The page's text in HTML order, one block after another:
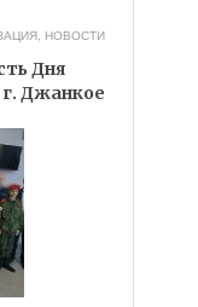
, НОВОСТИ
Дня
Джанкое